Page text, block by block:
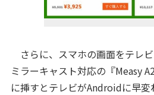
さらに、スマホの画面をテレ
ミラーキャスト対応の『Measy
に挿すとテレビがAndroidに早変